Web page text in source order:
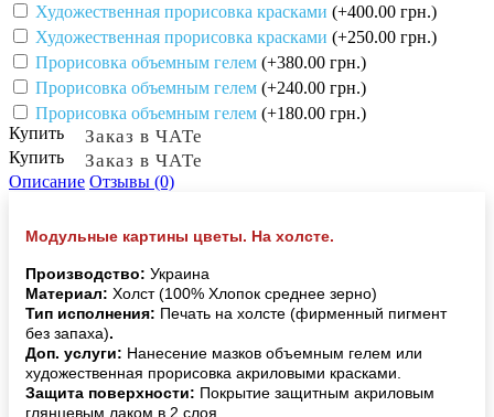
Художественная прорисовка красками (+400.00 грн.)
Художественная прорисовка красками (+250.00 грн.)
Прорисовка объемным гелем (+380.00 грн.)
Прорисовка объемным гелем (+240.00 грн.)
Прорисовка объемным гелем (+180.00 грн.)
Купить
Заказ в ЧАТе
Купить Заказ в ЧАТе
Описание Отзывы (0)
Модульные картины цветы. На холсте.
Производство: Украина
Материал: Холст (100% Хлопок среднее зерно)
Тип исполнения: Печать на холсте (фирменный пигмент
без запаха).
Доп. услуги: Нанесение мазков объемным гелем или
художественная прорисовка акриловыми красками.
Защита поверхности: Покрытие защитным акриловым
глянцевым лаком в 2 слоя.